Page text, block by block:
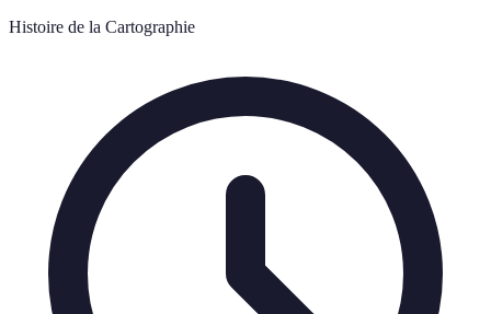
Histoire de la Cartographie